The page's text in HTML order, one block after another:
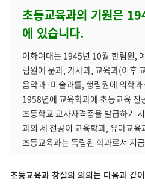
초등교육과의 기원은
에 있습니다.
이화여대는 1945년 10월 한림원,
림원에 문과, 가사과, 교육과(이후
음악과·미술과를, 행림원에 의학
1958년에 교육학과에 초등교육
초등학교 교사자격증을 발급하기
과의 세 전공이 교육학과, 유아교
초등교육과는 독립된 학과로서 지
초등교육과 창설의 의의는 다음과 같